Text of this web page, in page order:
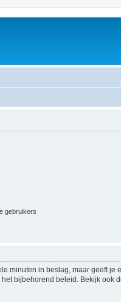
gebruikers
minuten in beslag, maar geeft
bijbehorend beleid. Bekijk ook